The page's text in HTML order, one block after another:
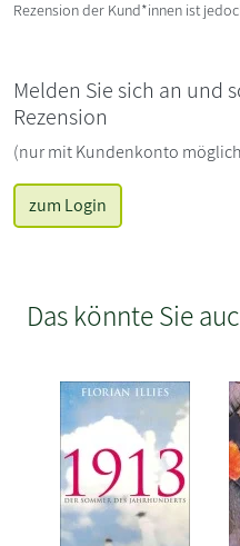
Rezension der Kund*innen ist
Melden Sie sich an und
Rezension
(nur mit Kundenkonto
zum Login
Das könnte Sie